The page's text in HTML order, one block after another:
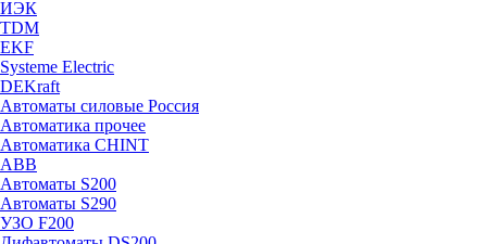
ИЭК
TDM
EKF
Systeme Electric
DEKraft
Автоматы силовые Россия
Автоматика прочее
Автоматика CHINT
ABB
Автоматы S200
Автоматы S290
УЗО F200